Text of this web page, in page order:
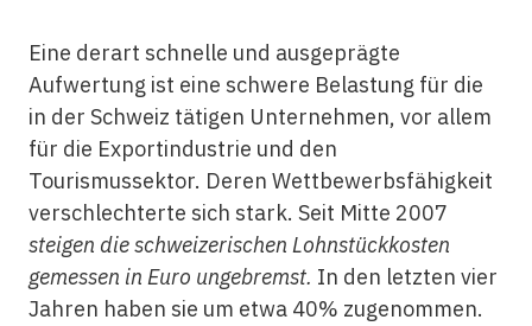
Eine derart schnelle und ausgeprägte
Aufwertung ist eine schwere Belastung für die
in der Schweiz tätigen Unternehmen, vor allem
für die Exportindustrie und den
Tourismussektor. Deren Wettbewerbsfähigkeit
verschlechterte sich stark. Seit Mitte 2007
steigen die schweizerischen Lohnstückkosten
gemessen in Euro ungebremst. In den letzten vier
Jahren haben sie um etwa 40% zugenommen.